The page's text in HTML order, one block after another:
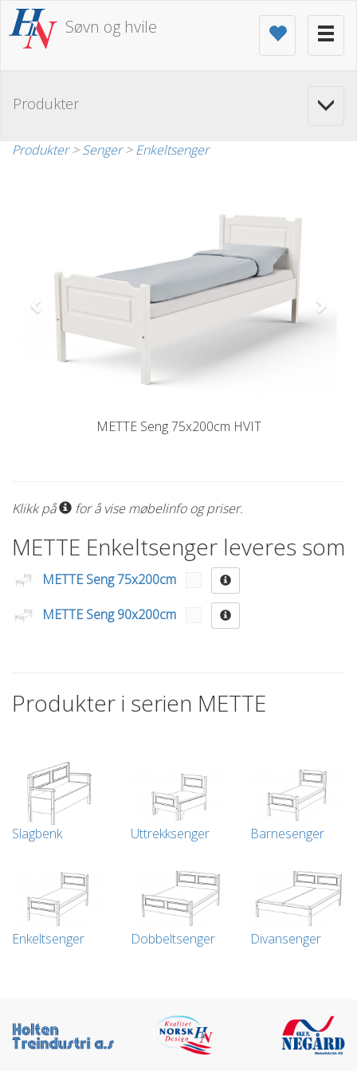
Søvn og hvile
Produkter
Produkter>Senger>Enkeltsenger
METTE Seng 75x200cm HVIT
Klikk på for å vise møbelinfo og priser.
METTE Enkeltsenger leveres som
METTE Seng 75x200cm
METTE Seng 90x200cm
Produkter i serien METTE
Slagbenk Uttrekksenger Barnesenger
Enkeltsenger Dobbeltsenger Divansenger